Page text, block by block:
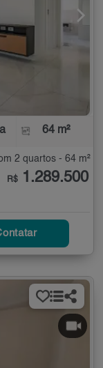
64 m²
2 quartos - 64 m²
R$ 1.289.500